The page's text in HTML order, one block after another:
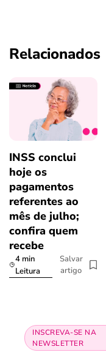
Relacionados
INSS conclui
hoje os
pagamentos
referentes ao
mês de julho;
confira quem
recebe
4 min
Leitura
Salvar
artigo
INSCREVA-SE NA
NEWSLETTER